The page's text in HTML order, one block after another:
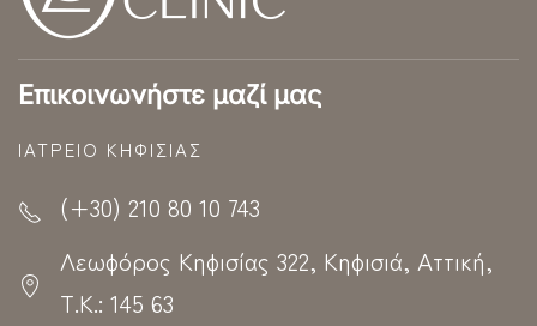
Επικοινωνήστε μαζί μας
ΙΑΤΡΕΊΟ ΚΗΦΙΣΊΑΣ
(+30) 210 80 10 743
Λεωφόρος Κηφισίας 322, Κηφισιά, Αττική,
Τ.Κ.: 145 63